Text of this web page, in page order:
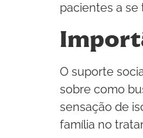
pacientes a
O suporte
sobre como
sensação de
família no